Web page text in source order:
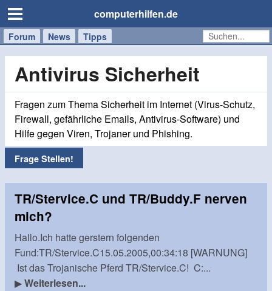
computerhilfen.de
Forum News Tipps
Handy
Windows
Mac
Antivirus Sicherheit
Fragen zum Thema Sicherheit im Internet (Virus-Schutz,
Firewall, gefährliche Emails, Antivirus-Software) und
Hilfe gegen Viren, Trojaner und Phishing.
Frage Stellen!
TR/Stervice.C und TR/Buddy.F nerven
mich?
Hallo.Ich hatte gerstern folgenden
Fund:TR/Stervice.C15.05.2005,00:34:18 [WARNUNG]
Ist das Trojanische Pferd TR/Stervice.C! C:...
▶Weiterlesen...